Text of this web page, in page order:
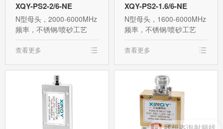
XQY-PS2-2/6-NE
N型母头，2000-6000MHz
频率，不锈钢/喷砂工艺
查看更多
XQY-PS2-1.6/6-NE
N型母头，1600-6000MHz
频率，不锈钢/喷砂工艺
查看更多
我想咨询射频线